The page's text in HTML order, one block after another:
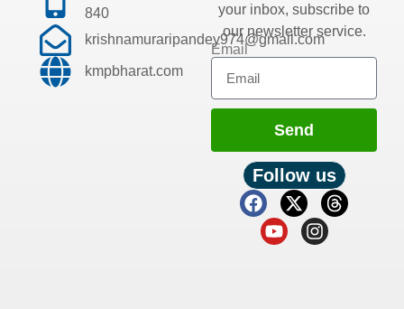
840
krishnamuraripandey974@gmail.com
kmpbharat.com
your inbox, subscribe to
our newsletter service.
Email
Send
Follow us